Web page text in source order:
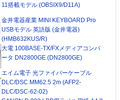
11搭載モデル (OBSIX9/D11A)
金井電器産業 MINI KEYBOARD Pro
USBモデル 英語版 (金井電器)
(HMB632KUS/R)
大電 100BASE-TX/FXメディアコンバ
ータ DN2800GE (DN2800GE)
エイム電子 光ファイバーケーブル
DLC/DSC MM62.5 2m (AFP2-
DLC/DSC-62-02)